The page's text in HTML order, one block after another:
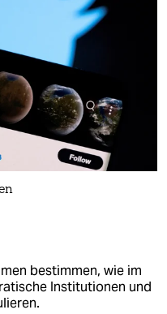
bestimmen, wie im
Institutionen und